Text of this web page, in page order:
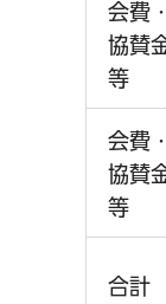
会費・
協賛
等
会費・
協賛
等
合計